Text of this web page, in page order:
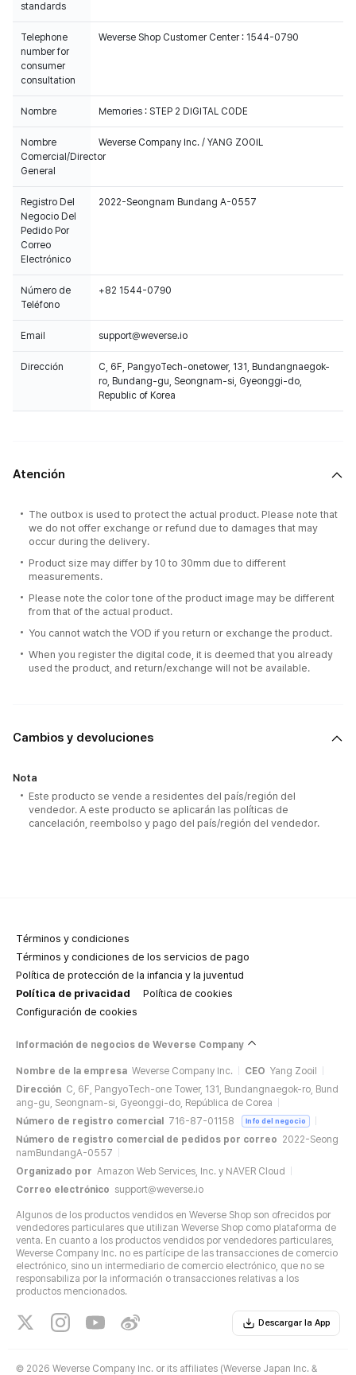
standards
Telephone
number for
consumer
consultation
Weverse Shop Customer Center : 1544-0790
Nombre Memories : STEP 2 DIGITAL CODE
Nombre
Comercial/Director
General
Weverse Company Inc. / YANG ZOOIL
Registro Del
Negocio Del
Pedido Por
Correo
Electrónico
2022-Seongnam Bundang A-0557
Número de
Teléfono
+82 1544-0790
Email support@weverse.io
Dirección
C, 6F, PangyoTech-onetower, 131, Bundangnaegok-
ro, Bundang-gu, Seongnam-si, Gyeonggi-do,
Republic of Korea
Atención
The outbox is used to protect the actual product. Please note that
we do not offer exchange or refund due to damages that may
occur during the delivery.
Product size may differ by 10 to 30mm due to different
measurements.
Please note the color tone of the product image may be different
from that of the actual product.
You cannot watch the VOD if you return or exchange the product.
When you register the digital code, it is deemed that you already
used the product, and return/exchange will not be available.
Cambios y devoluciones
Nota
Este producto se vende a residentes del país/región del
vendedor. A este producto se aplicarán las políticas de
cancelación, reembolso y pago del país/región del vendedor.
Términos y condiciones
Términos y condiciones de los servicios de pago
Política de protección de la infancia y la juventud
Política de privacidad
Política de cookies
Configuración de cookies
Información de negocios de Weverse Company
Nombre de la empresa Weverse Company Inc. CEO Yang Zooil
Dirección C, 6F, PangyoTech-one Tower, 131, Bundangnaegok-ro, Bund
ang-gu, Seongnam-si, Gyeonggi-do, República de Corea
Número de registro comercial
716-87-01158 Info del negocio
Número de registro comercial de pedidos por correo 2022-Seong
namBundangA-0557
Organizado por Amazon Web Services, Inc. y NAVER Cloud
Correo electrónico support@weverse.io
Algunos de los productos vendidos en Weverse Shop son ofrecidos por
vendedores particulares que utilizan Weverse Shop como plataforma de
venta. En cuanto a los productos vendidos por vendedores particulares,
Weverse Company Inc. no es partícipe de las transacciones de comercio
electrónico, sino un intermediario de comercio electrónico, que no se
responsabiliza por la información o transacciones relativas a los
productos mencionados.
Descargar la App
© 2026 Weverse Company Inc. or its affiliates (Weverse Japan Inc. &